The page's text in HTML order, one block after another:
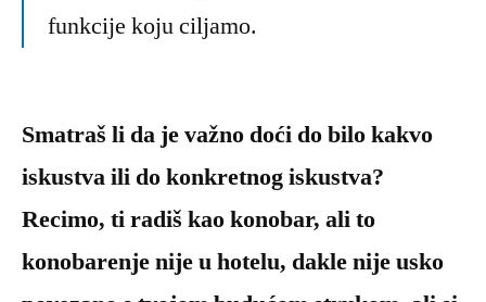
funkcije koju ciljamo.
Smatraš li da je važno doći do bilo kakvo
iskustva ili do konkretnog iskustva?
Recimo, ti radiš kao konobar, ali to
konobarenje nije u hotelu, dakle nije usko